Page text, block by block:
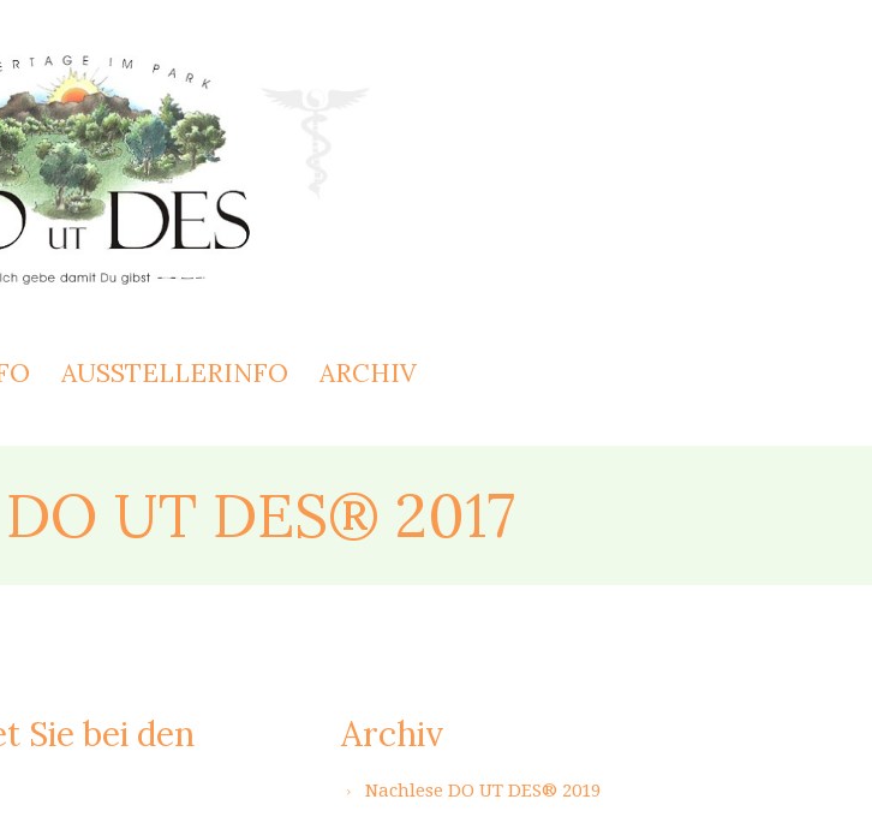
AUSSTELLERINFO ARCHIV
UT DES® 2017
Sie bei den Archiv
Nachlese DO UT DES® 2019